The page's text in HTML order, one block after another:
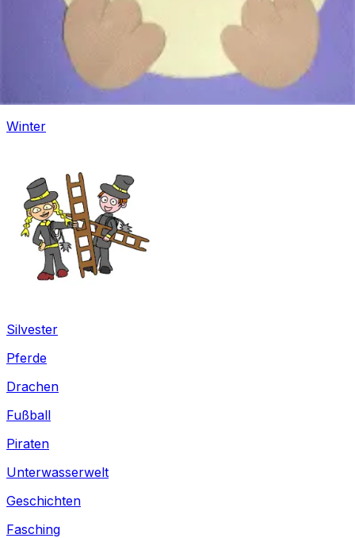
Winter
Silvester
Pferde
Drachen
Fußball
Piraten
Unterwasserwelt
Geschichten
Fasching